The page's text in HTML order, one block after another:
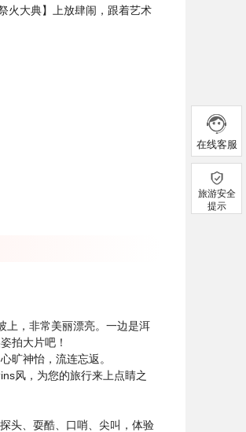
火大典】上放肆闹，跟着艺术
上，非常美丽漂亮。一边是洱
拍大片吧！
旷神怡，流连忘返。
风，为您的旅行来上点睛之
头、耍酷、口哨、尖叫，体验
在线客服
旅游安全
提示